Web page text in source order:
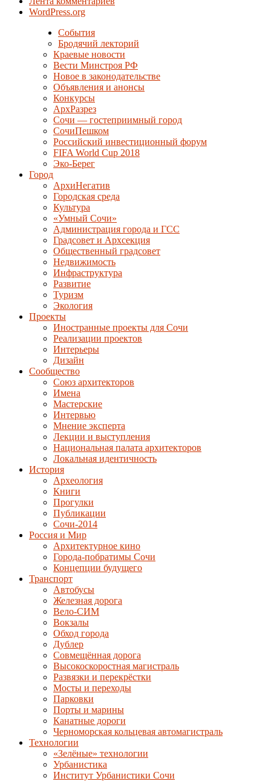
WordPress.org
События
Бродячий лекторий
Краевые новости
Вести Минстроя РФ
Новое в законодательстве
Объявления и анонсы
Конкурсы
АрхРазрез
Сочи — гостеприимный город
СочиПешком
Российский инвестиционный форум
FIFA World Cup 2018
Эко-Берег
Город
АрхиНегатив
Городская среда
Культура
«Умный Сочи»
Администрация города и ГСС
Градсовет и Архсекция
Общественный градсовет
Недвижимость
Инфраструктура
Развитие
Туризм
Экология
Проекты
Иностранные проекты для Сочи
Реализации проектов
Интерьеры
Дизайн
Сообщество
Союз архитекторов
Имена
Мастерские
Интервью
Мнение эксперта
Лекции и выступления
Национальная палата архитекторов
Локальная идентичность
История
Археология
Книги
Прогулки
Публикации
Сочи-2014
Россия и Мир
Архитектурное кино
Города-побратимы Сочи
Концепции будущего
Транспорт
Автобусы
Железная дорога
Вело-СИМ
Вокзалы
Обход города
Дублер
Совмещённая дорога
Высокоскоростная магистраль
Развязки и перекрёстки
Мосты и переходы
Парковки
Порты и марины
Канатные дороги
Черноморская кольцевая автомагистраль
Технологии
«Зелёные» технологии
Урбанистика
Институт Урбанистики Сочи